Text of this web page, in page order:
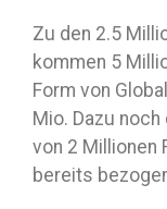
Zu den 2.5
kommen 5
Form von
Mio. Dazu
von 2 Millionen
bereits